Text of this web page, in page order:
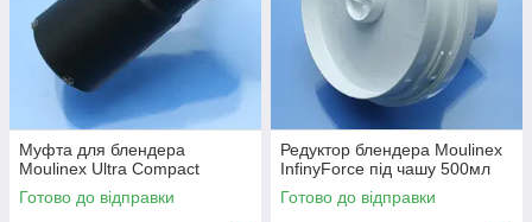
Муфта для блендера
Moulinex Ultra Compact
Готово до відправки
Редуктор блендера Moulinex
InfinyForce під чашу 500мл
Готово до відправки